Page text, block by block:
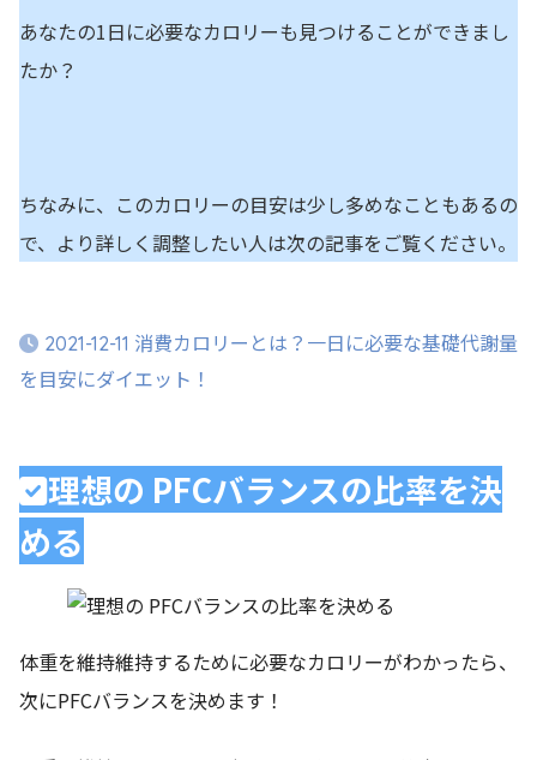
あなたの1日に必要なカロリーも見つけることができまし
たか？
ちなみに、このカロリーの目安は少し多めなこともあるの
で、より詳しく調整したい人は次の記事をご覧ください。
2021-12-11 消費カロリーとは？一日に必要な基礎代謝量
を目安にダイエット！
理想の PFCバランスの比率を決
める
体重を維持維持するために必要なカロリーがわかったら、
次にPFCバランスを決めます！